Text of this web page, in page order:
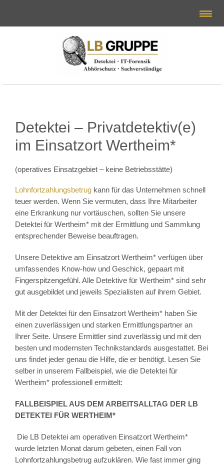
Detektei – Privatdetektiv(e)
im Einsatzort Wertheim*
(operatives Einsatzgebiet – keine Betriebsstätte)
Lohnfortzahlungsbetrug kann für das Unternehmen schnell
teuer werden. Wenn Sie vermuten, dass Ihre Mitarbeiter
eine Erkrankung nur vortäuschen, sollten Sie unsere
Detektei für Wertheim* mit der Ermittlung und Sammlung
entsprechender Beweise beauftragen.
Unsere Detektive am Einsatzort Wertheim* verfügen über
umfassendes Know-how und Geschick, gepaart mit
Fingerspitzengefühl. Alle Detektive für Wertheim* sind sehr
gut ausgebildet und jeweils Spezialisten auf ihrem Gebiet.
Mit der Detektei für den Einsatzort Wertheim* haben Sie
einen zuverlässigen und starken Ermittlungspartner an
Ihrer Seite. Unsere Ermittler sind zuverlässig und mit den
besten und modernsten Technikstandards ausgestattet. Bei
uns findet jeder genau die Hilfe, die er benötigt. Lesen Sie
selber in unserem Fallbeispiel, wie die Detektei für
Wertheim* professionell ermittelt:
FALLBEISPIEL AUS DEM ARBEITSALLTAG DER LB
DETEKTEI FÜR WERTHEIM*
Die LB Detektei am operativen Einsatzort Wertheim*
wurde letzten Monat darum gebeten, einen Fall von
Lohnfortzahlungsbetrug aufzuklären. Wie fast immer ging